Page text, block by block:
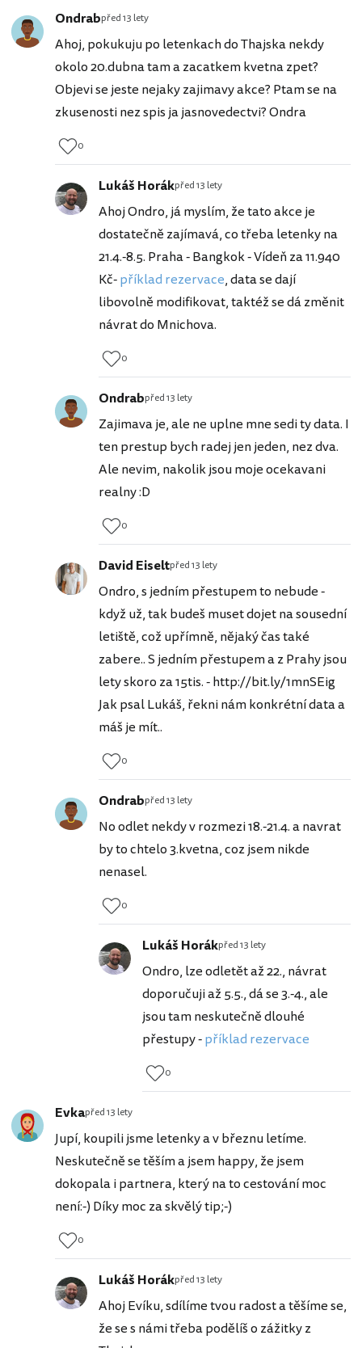
Ondrabpřed 13 lety
Ahoj, pokukuju po letenkach do Thajska nekdy
okolo 20.dubna tam a zacatkem kvetna zpet?
Objevi se jeste nejaky zajimavy akce? Ptam se na
zkusenosti nez spis ja jasnovedectvi? Ondra
0
Lukáš Horákpřed 13 lety
Ahoj Ondro, já myslím, že tato akce je
dostatečně zajímavá, co třeba letenky na
21.4.-8.5. Praha - Bangkok - Vídeň za 11.940
Kč-příklad rezervace, data se dají
libovolně modifikovat, taktéž se dá změnit
návrat do Mnichova.
0
Ondrabpřed 13 lety
Zajimava je, ale ne uplne mne sedi ty data. I
ten prestup bych radej jen jeden, nez dva.
Ale nevim, nakolik jsou moje ocekavani
realny :D
0
David Eiseltpřed 13 lety
Ondro, s jedním přestupem to nebude -
když už, tak budeš muset dojet na sousední
letiště, což upřímně, nějaký čas také
zabere.. S jedním přestupem a z Prahy jsou
lety skoro za 15tis. - http://bit.ly/1mnSEig
Jak psal Lukáš, řekni nám konkrétní data a
máš je mít..
0
Ondrabpřed 13 lety
No odlet nekdy v rozmezi 18.-21.4. a navrat
by to chtelo 3.kvetna, coz jsem nikde
nenasel.
0
Lukáš Horákpřed 13 lety
Ondro, lze odletět až 22., návrat
doporučuji až 5.5., dá se 3.-4., ale
jsou tam neskutečně dlouhé
přestupy -příklad rezervace
0
Evkapřed 13 lety
Jupí, koupili jsme letenky a v březnu letíme.
Neskutečně se těším a jsem happy, že jsem
dokopala i partnera, který na to cestování moc
není:-) Díky moc za skvělý tip;-)
0
Lukáš Horákpřed 13 lety
Ahoj Evíku, sdílíme tvou radost a těšíme se,
že se s námi třeba podělíš o zážitky z